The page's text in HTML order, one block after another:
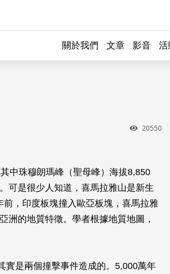
關於我們 文章 影音 活
瀏覽次數
20550
中珠穆朗瑪峰（聖母峰）海拔8,850
可是很少人知道，喜馬拉雅山是新生
，印度板塊撞入歐亞板塊，喜馬拉雅
洲的地質特徵。學者根據地質地圖，
實是兩個撞擊事件造成的。5,000萬年